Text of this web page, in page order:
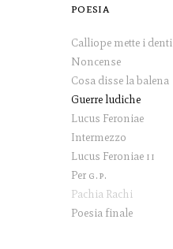
poesia
Calliope mette i denti
Noncense
Cosa disse la balena
Guerre ludiche
Lucus Feroniae
Intermezzo
Lucus Feroniae ii
Per g.p.
Pachia Rachi
Poesia finale